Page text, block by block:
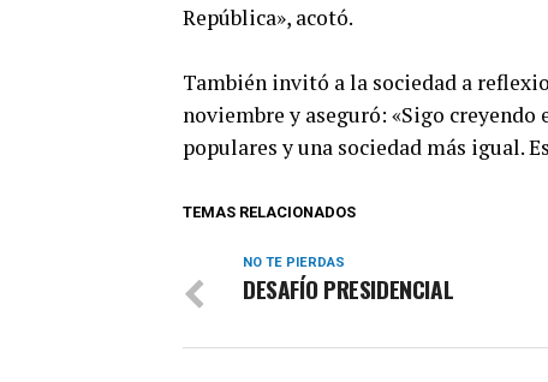
República», acotó.
También invitó a la sociedad a
noviembre y aseguró: «Sigo
populares y una sociedad más igual.
TEMAS RELACIONADOS
NO TE PIERDAS
DESAFÍO PRESIDENCIAL